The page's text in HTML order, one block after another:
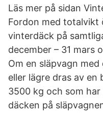
Läs mer på sidan
Fordon med totalvikt
vinterdäck på
december – 31 mars
Om en släpvagn
eller lägre dras av
3500 kg och som
däcken på